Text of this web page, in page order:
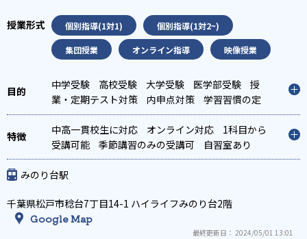
個別指導(1対1) 個別指導(1対2~)
集団授業 オンライン指導 映像授業
中学受験 高校受験 大学受験 医学部受験
授
業・定期テスト対策
内申点対策
学習習慣の定
着
総合型選抜(旧AO)対策 推薦入試対策
学校別
特化対策
国公立大対策 私大対策
共通テスト対
策
英検(英語検定)対策 漢検(漢字検定)対策
学特化対策
その他科目別特化対策
中高一貫校生に対応 オンライン対応
1科目から
受講可能
季節講習のみの受講可 自習室あり
みのり台駅
千葉県松戸市稔台7丁目14-1 ハイライフみのり台2階
Google Map
最終更新日： 2024/05/01 13:01